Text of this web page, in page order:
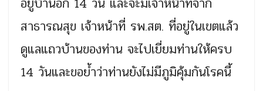
สาธารณสุข เจ้าหน้าที่ รพ.สต. ที่อยู่ในเขตแล้ว
ดูแลแถวบ้านของท่าน จะไปเยี่ยมท่านให้ครบ
14 วันและขอย้ำว่าท่านยังไม่มีภูมิคุ้มกันโรคนี้